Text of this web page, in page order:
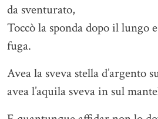
da sventurato,
Toccò la sponda dopo il lungo
fuga.
Avea la sveva stella d’argento
avea l’aquila sveva in sul